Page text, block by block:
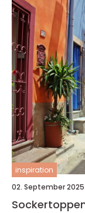
inspiration
02. September 2025